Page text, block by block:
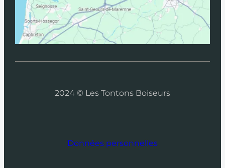
2024 © Les Tontons Boiseurs
Données personnelles